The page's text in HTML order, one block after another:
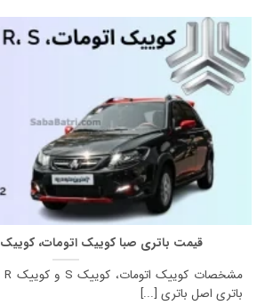
قیمت باتری صبا کوییک اتومات، کوییک S و کوییک R
باتری اصل باتری [...]